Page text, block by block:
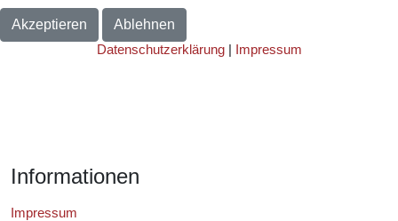
Informationen
Impressum
Akzeptieren
Ablehnen
Datenschutzerklärung| Impressum